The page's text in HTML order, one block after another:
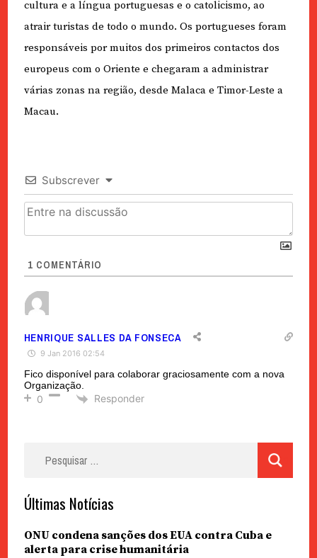
cultura e a língua portuguesas e o catolicismo, ao
atrair turistas de todo o mundo. Os portugueses foram
responsáveis por muitos dos primeiros contactos dos
europeus com o Oriente e chegaram a administrar
várias zonas na região, desde Malaca e Timor-Leste a
Macau.
Subscrever
1 COMENTÁRIO
HENRIQUE SALLES DA FONSECA
9 Jan 2016 02:54
Fico disponível para colaborar graciosamente com a nova
Organização.
0 Responder
Últimas Notícias
ONU condena sanções dos EUA contra Cuba e
alerta para crise humanitária